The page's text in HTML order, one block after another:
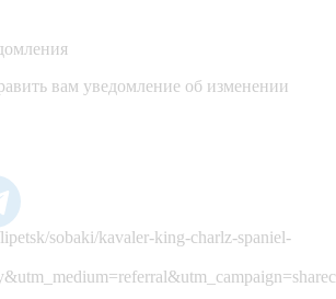
вам уведомление об изменении
sobaki/kavaler-king-charlz-spaniel-